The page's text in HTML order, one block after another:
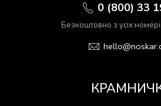
0 (800) 33
Безкоштовно з усіх